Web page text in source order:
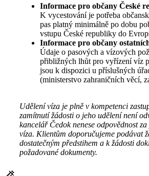
Informace pro občany České
K vycestování je potřeba
pas platný minimálně po dobu
vstupu České republiky do
Informace pro občany
Údaje o pasových a vízových
přibližných lhůt pro vyřízení víz
jsou k dispozici u příslušných
(ministerstvo zahraničních věcí,
Udělení víza je plně v kompetenci
zamítnutí žádosti o jeho udělení není
kancelář Čedok nenese odpovědnost
víza. Klientům doporučujeme podávat
dostatečným předstihem a k žádosti
požadované dokumenty.